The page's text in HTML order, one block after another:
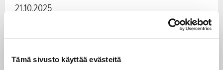
Tämä sivusto käyttää evästeitä
21.10.2025